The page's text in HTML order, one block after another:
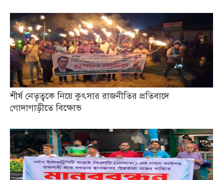
শীর্ষ নেতৃত্বকে নিয়ে কুৎসার রাজনীতির প্রতিবাদে
গোদাগাড়ীতে বিক্ষোভ